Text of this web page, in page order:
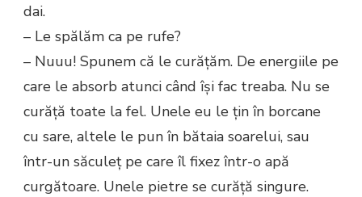
dai.
– Le spălăm ca pe rufe?
– Nuuu! Spunem că le curățăm. De energiile pe
care le absorb atunci când își fac treaba. Nu se
curăță toate la fel. Unele eu le țin în borcane
cu sare, altele le pun în bătaia soarelui, sau
într-un săculeț pe care îl fixez într-o apă
curgătoare. Unele pietre se curăță singure.